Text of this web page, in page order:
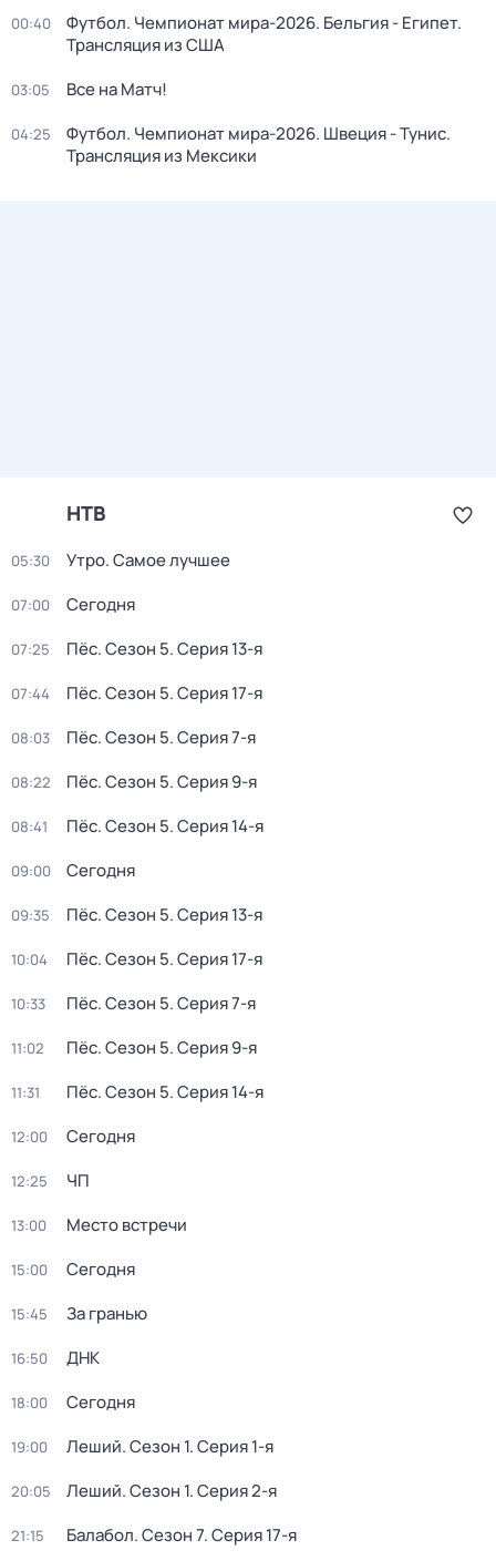
00:40
Футбол. Чемпионат мира-2026. Бельгия - Египет.
Трансляция из США
03:05 Все на Матч!
04:25
Футбол. Чемпионат мира-2026. Швеция - Тунис.
Трансляция из Мексики
НТВ
05:30 Утро. Самое лучшее
07:00 Сегодня
07:25 Пёс. Сезон 5. Серия 13-я
07:44 Пёс. Сезон 5. Серия 17-я
08:03 Пёс. Сезон 5. Серия 7-я
08:22 Пёс. Сезон 5. Серия 9-я
08:41 Пёс. Сезон 5. Серия 14-я
09:00 Сегодня
09:35 Пёс. Сезон 5. Серия 13-я
10:04 Пёс. Сезон 5. Серия 17-я
10:33 Пёс. Сезон 5. Серия 7-я
11:02 Пёс. Сезон 5. Серия 9-я
11:31 Пёс. Сезон 5. Серия 14-я
12:00 Сегодня
12:25 ЧП
13:00 Место встречи
15:00 Сегодня
15:45 За гранью
16:50 ДНК
18:00 Сегодня
19:00 Леший. Сезон 1. Серия 1-я
20:05 Леший. Сезон 1. Серия 2-я
21:15 Балабол. Сезон 7. Серия 17-я